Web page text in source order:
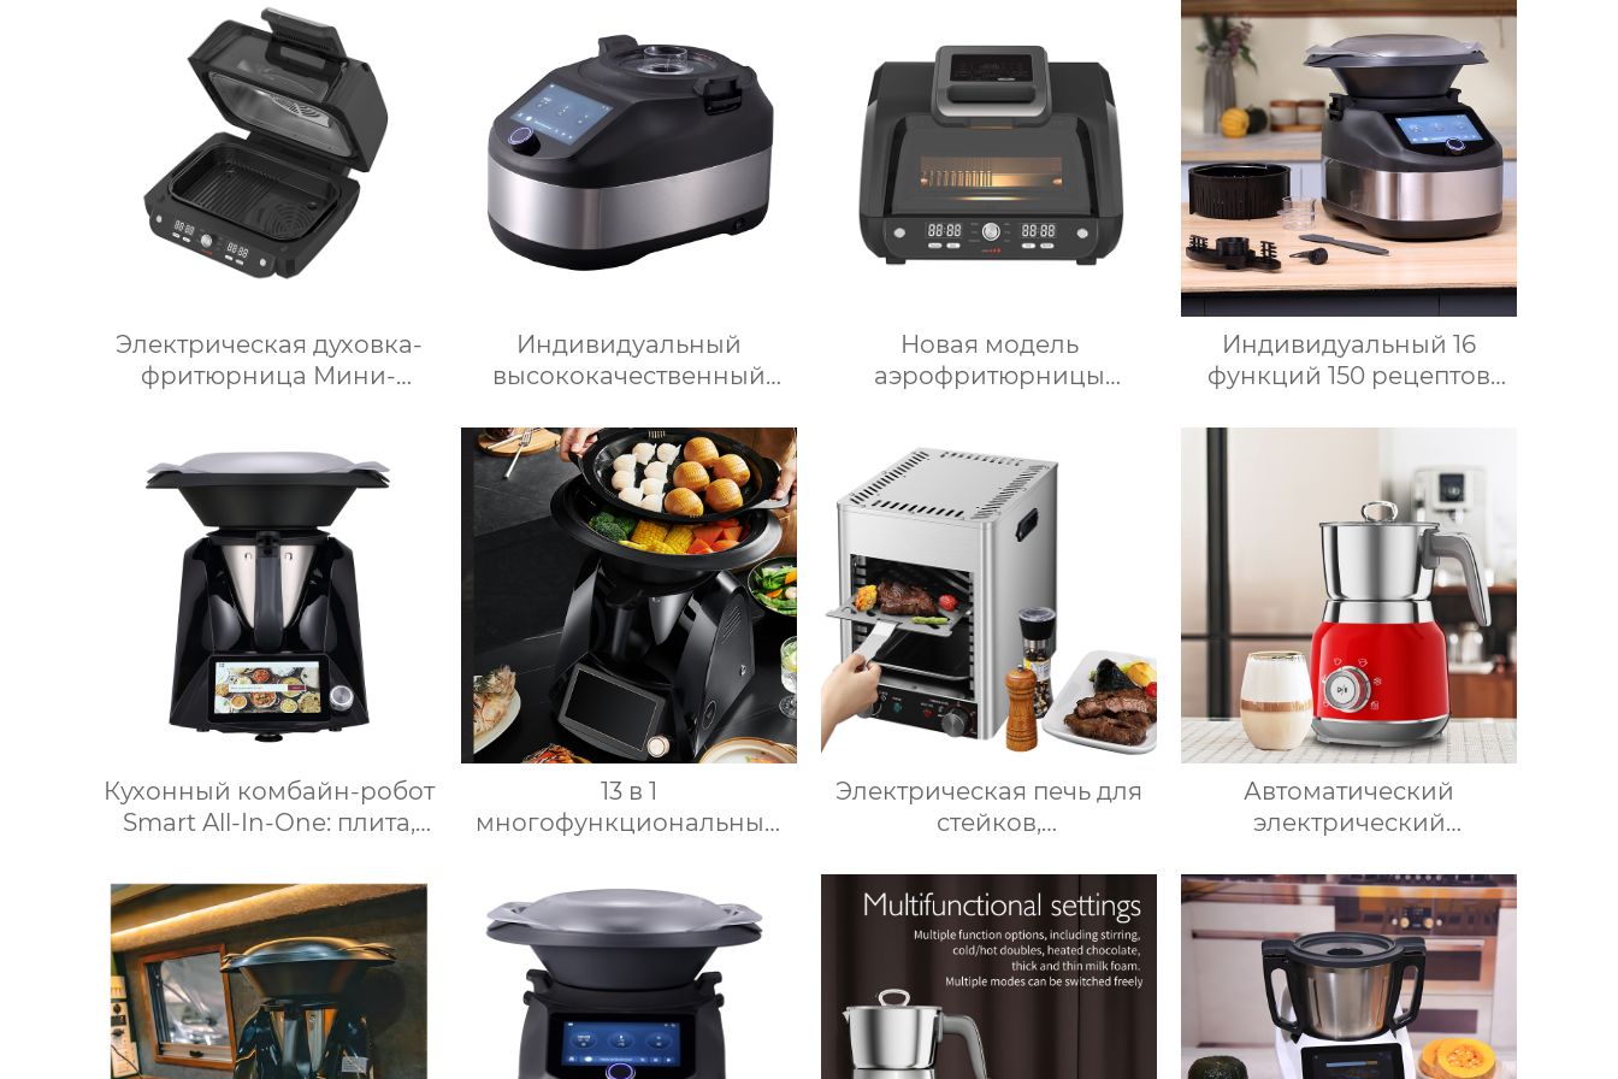
Электрическая духовка-
фритюрница Мини-
Безмасляная глубокая с
умной плитой
серебристого цвета с
цифровым ЖК-дисплеем
объемом 6 литров
двойной
Индивидуальный
высококачественный
многофункциональный
робот для приготовления
пищи, кухонный комбайн,
блендер, тепловизор
Новая модель
аэрофритюрницы
и 12 предустановленными
функциями Духовка
Электрическая
интеллектуальная
воздушная фритюрница
Хрустящий Готовит без
масла
Индивидуальный 16
функций 150 рецептов
Электрический
многофункциональный
кухонный комбайн
Термопроцессор
Кухонный комбайн-робот
Smart All-In-One: плита,
соковыжималка, блендер,
кипяток, замешивание,
взвешивание
13 в 1
многофункциональный
Вт мощный 7-дюймовый
сенсорный кухонный
комбайн
многофункциональный
кухонный комбайн
Электрическая печь для
стейков,
стейков на столешнице,
10-слойный гриль,
Постоянная температура
800℃, Нержавеющая
сталь
Автоматический
электрический
подогрева молока,
подогрева шоколада,
корпус из матовой
нержавеющей стали,
домашний пароварочный
аппарат для молока